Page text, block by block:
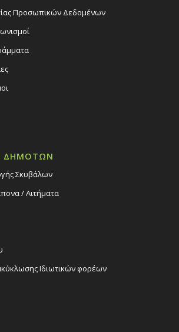
Προσωπικών Δεδομένων
ΔΗΜΟΤΩΝ
Σκυβάλων
/ Αιτήματα
Ιδιωτικών φορέων